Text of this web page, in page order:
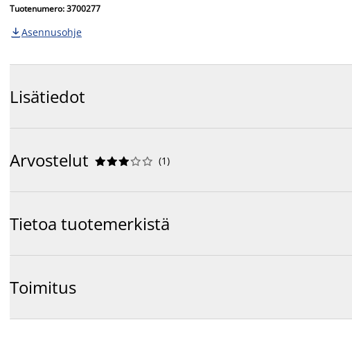
Tuotenumero: 3700277
 Asennusohje
Lisätiedot
Arvostelut 




 (1)
Tietoa tuotemerkistä
Toimitus